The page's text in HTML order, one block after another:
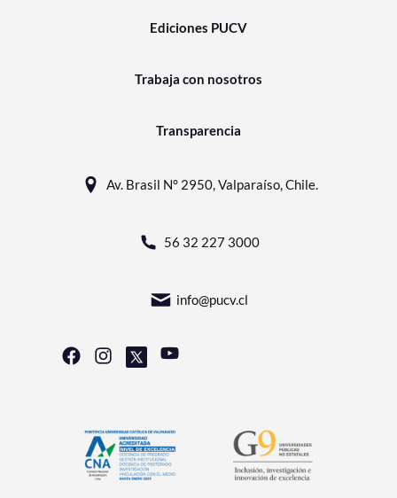
Ediciones PUCV
Trabaja con nosotros
Transparencia
Av. Brasil N° 2950, Valparaíso, Chile.
56 32 227 3000
info@pucv.cl